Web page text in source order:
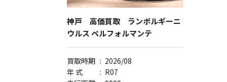
神戸 高価買取 ランボルギーニ
ウルス ペルフォルマンテ
買取時期 : 2026/08
年 式
: R07